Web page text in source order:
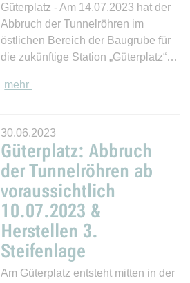
Güterplatz - Am 14.07.2023 hat der
Abbruch der Tunnelröhren im
östlichen Bereich der Baugrube für
die zukünftige Station „Güterplatz“…
mehr
30.06.2023
Güterplatz: Abbruch
der Tunnelröhren ab
voraussichtlich
10.07.2023 &
Herstellen 3.
Steifenlage
Am Güterplatz entsteht mitten in der